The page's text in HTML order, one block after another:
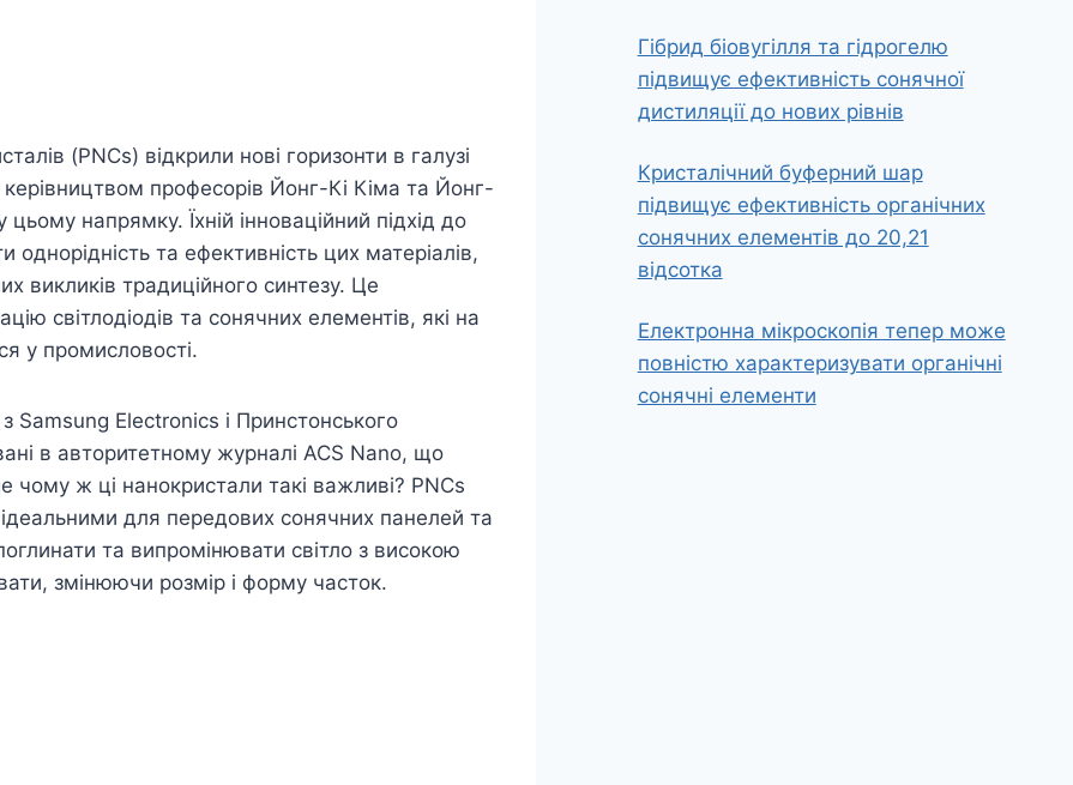
(PNCs) відкрили нові горизонти в галузі
керівництвом професорів Йонг-Кі Кіма та Йонг-
напрямку. Їхній інноваційний підхід до
та ефективність цих матеріалів,
викликів традиційного синтезу. Це
світлодіодів та сонячних елементів, які на
у промисловості.
Electronics і Принстонського
в авторитетному журналі ACS Nano, що
чому ж ці нанокристали такі важливі? PNCs
ідеальними для передових сонячних панелей та
та випромінювати світло з високою
змінюючи розмір і форму часток.
Гібрид біовугілля та гідрогелю
підвищує ефективність сонячної
дистиляції до нових рівнів
Кристалічний буферний шар
підвищує ефективність органічних
сонячних елементів до 20,21
відсотка
Електронна мікроскопія тепер може
повністю характеризувати органічні
сонячні елементи